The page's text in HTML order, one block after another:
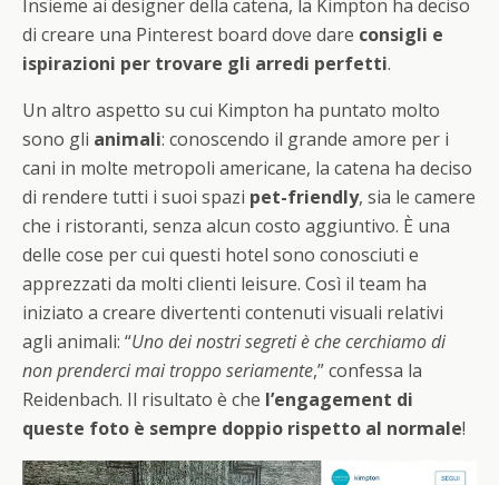
Insieme ai designer della catena, la Kimpton ha deciso
di creare una Pinterest board dove dare consigli e
ispirazioni per trovare gli arredi perfetti.
Un altro aspetto su cui Kimpton ha puntato molto
sono gli animali: conoscendo il grande amore per i
cani in molte metropoli americane, la catena ha deciso
di rendere tutti i suoi spazi pet-friendly, sia le camere
che i ristoranti, senza alcun costo aggiuntivo. È una
delle cose per cui questi hotel sono conosciuti e
apprezzati da molti clienti leisure. Così il team ha
iniziato a creare divertenti contenuti visuali relativi
agli animali: “Uno dei nostri segreti è che cerchiamo di
non prenderci mai troppo seriamente,” confessa la
Reidenbach. Il risultato è che l’engagement di
queste foto è sempre doppio rispetto al normale!